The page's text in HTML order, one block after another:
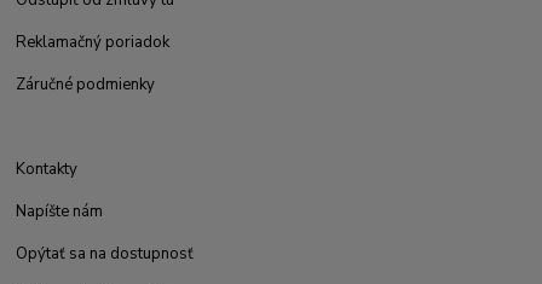
Reklamačný poriadok
Záručné podmienky
Kontakty
Napíšte nám
Opýtať sa na dostupnosť